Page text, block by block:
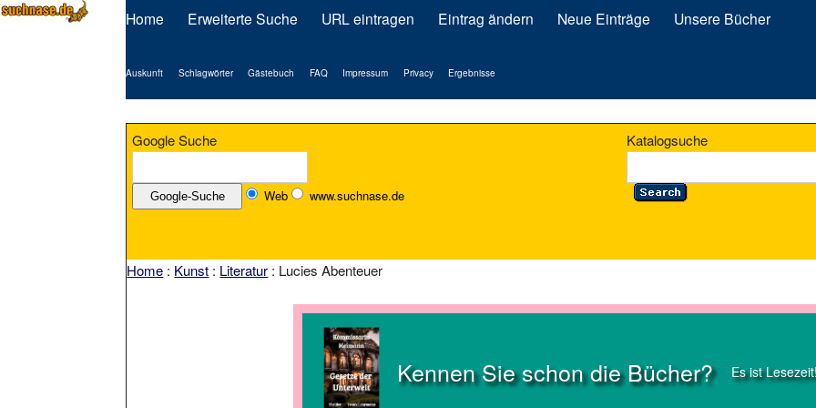
Home Erweiterte Suche URL eintragen Eintrag ändern Neue Einträge Unsere Bücher
Auskunft Schlagwörter Gästebuch FAQ Impressum Privacy Ergebnisse
Google Suche
Web www.suchnase.de
Katalogsuche
Home : Kunst : Literatur : Lucies Abenteuer
Kennen Sie schon die Bücher? Es ist